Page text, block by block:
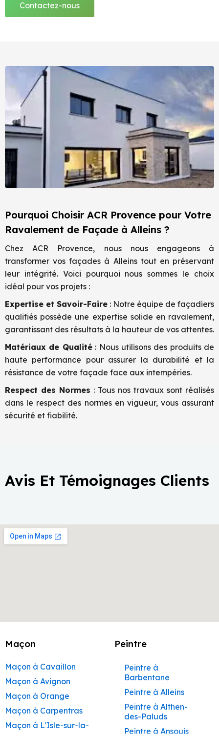
Contactez-nous
Pourquoi Choisir ACR Provence pour Votre
Ravalement de Façade à Alleins ?
Chez ACR Provence, nous nous engageons à
transformer vos façades à Alleins tout en préservant
leur intégrité. Voici pourquoi nous sommes le choix
idéal pour vos projets :
Expertise et Savoir-Faire : Notre équipe de façadiers
qualifiés possède une expertise solide en ravalement,
garantissant des résultats à la hauteur de vos attentes.
Matériaux de Qualité: Nous utilisons des produits de
haute performance pour assurer la durabilité et la
résistance de votre façade face aux intempéries.
Respect des Normes : Tous nos travaux sont réalisés
dans le respect des normes en vigueur, vous assurant
sécurité et fiabilité.
Avis Et Témoignages Clients
Maçon
Maçon à Cavaillon
Maçon à Avignon
Maçon à Orange
Maçon à Carpentras
Maçon à L'Isle-sur-la-
Peintre
Peintre à
Barbentane
Peintre à Alleins
Peintre à Althen-
des-Paluds
Peintre à Ansouis